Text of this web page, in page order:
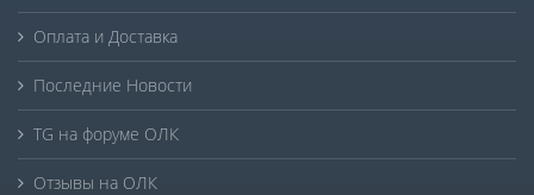
Оплата и Доставка
Последние Новости
TG на форуме ОЛК
Отзывы на ОЛК